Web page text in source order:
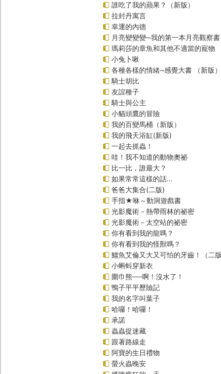
誰吃了我的蘋果？（新版）
拉封丹寓言
幸運的內德
月亮變變變─我的第一本月亮觀察書
瑪莉莎的章魚和其他不適當的寵物
小兔卜啾
各種各樣的情緒~感覺大書 （新版）
騎士胡比
友誼種子
騎士與公主
小貓頭鷹的冒險
我的百變馬桶（新版）
我的飛天浴缸(新版)
一起去抓蟲！
哇！我不知道的動物奧祕
比一比，誰最大？
如果常常這樣的話…
爸爸大集合(二版)
手指★咻～動洞遊戲書
光影魔術－熱帶雨林的祕密
光影魔術－太空站的祕密
你有看到我的龍嗎？
你有看到我的怪獸嗎？
鱷魚艾倫又大又可怕的牙齒！（二
小蝌蚪穿新衣
圍巾熊──啊！沒水了！
鴨子平平歷險記
我的名字叫葉子
哈囉！哈囉！
承諾
蟲蟲捉迷藏
跟著路線走
阿寶的生日禮物
螢火蟲晚安